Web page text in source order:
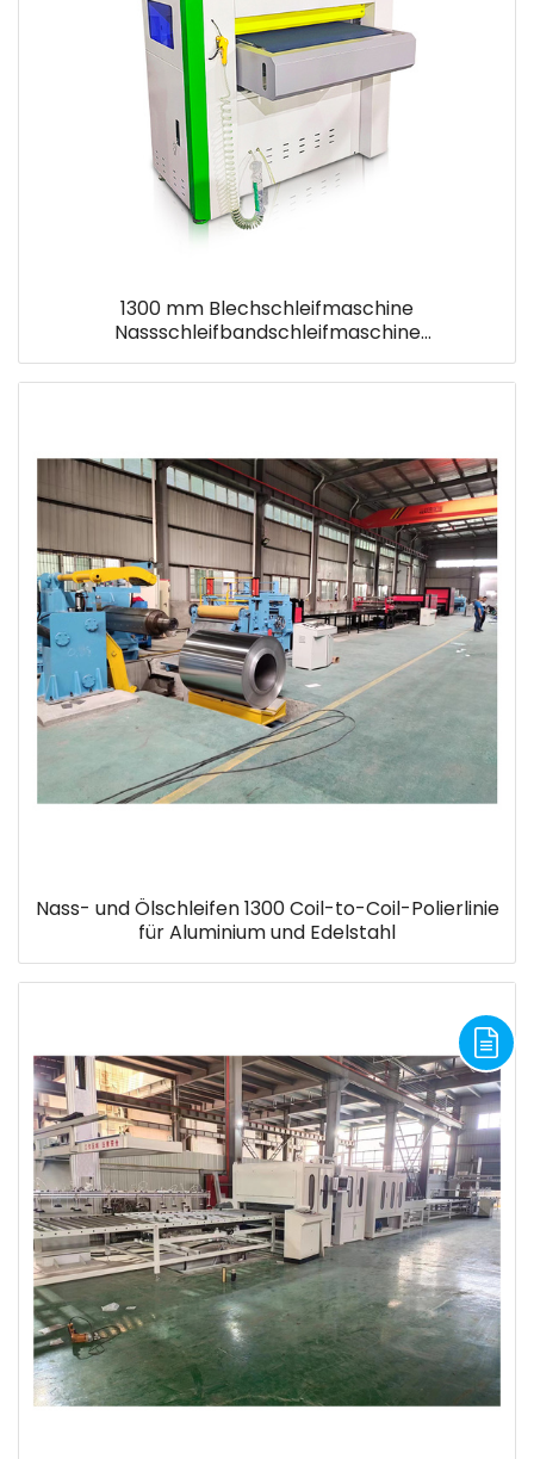
1300 mm Blechschleifmaschine
Nassschleifbandschleifmaschine
Flachpoliermaschine
Nass- und Ölschleifen 1300 Coil-to-Coil-Polierlinie
für Aluminium und Edelstahl